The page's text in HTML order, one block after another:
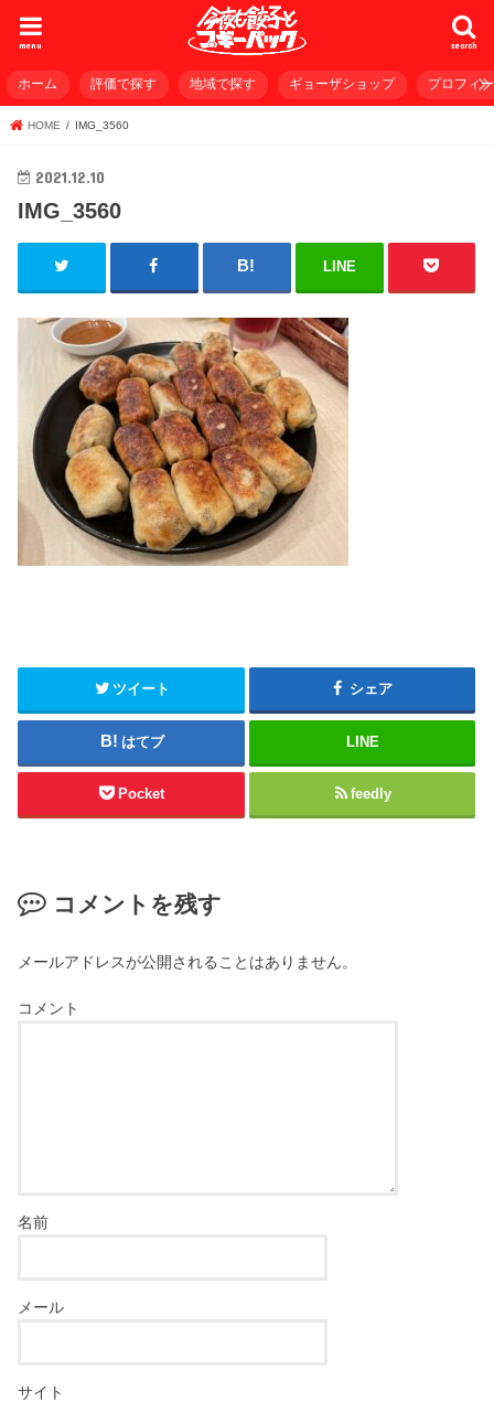
search
menu
ホーム 評価で探す 地域で探す ギョーザショップ プロフィ
HOME IMG_3560
2021.12.10
IMG_3560
LINE
ツイート シェア
はてブ LINE
Pocket feedly
コメントを残す
メールアドレスが公開されることはありません。
コメント
名前
メール
サイト